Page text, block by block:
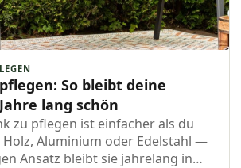
So bleibt deine
lang schön
zu pflegen ist einfacher als du
Holz, Aluminium oder Edelstahl —
Ansatz bleibt sie jahrelang in